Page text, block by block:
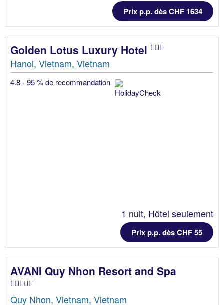
Prix p.p. dès CHF 1634
Golden Lotus Luxury Hotel
Hanoi, Vietnam, Vietnam
4.8 - 95 % de recommandation
1 nuit, Hôtel seulement
Prix p.p. dès CHF 55
AVANI Quy Nhon Resort and Spa
Quy Nhon, Vietnam, Vietnam